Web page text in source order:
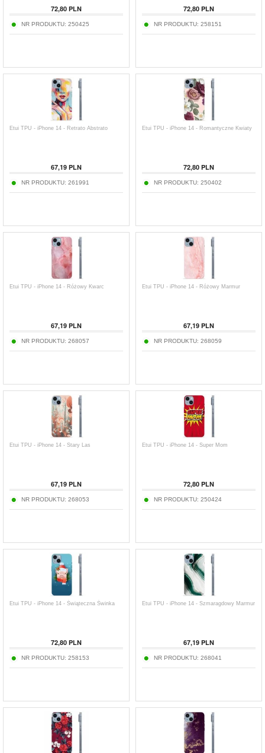
72,80 PLN
NR PRODUKTU: 250425
72,80 PLN
NR PRODUKTU: 258151
Etui TPU - iPhone 14 - Retrato Abstrato
67,19 PLN
NR PRODUKTU: 261991
Etui TPU - iPhone 14 - Romantyczne Kwiaty
72,80 PLN
NR PRODUKTU: 250402
Etui TPU - iPhone 14 - Różowy Kwarc
67,19 PLN
NR PRODUKTU: 268057
Etui TPU - iPhone 14 - Różowy Marmur
67,19 PLN
NR PRODUKTU: 268059
Etui TPU - iPhone 14 - Stary Las
67,19 PLN
NR PRODUKTU: 268053
Etui TPU - iPhone 14 - Super Mom
72,80 PLN
NR PRODUKTU: 250424
Etui TPU - iPhone 14 - Świąteczna Świnka
72,80 PLN
NR PRODUKTU: 258153
Etui TPU - iPhone 14 - Szmaragdowy Marmur
67,19 PLN
NR PRODUKTU: 268041